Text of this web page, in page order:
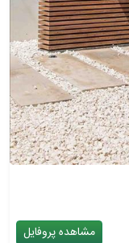
مشاهده پروفایل